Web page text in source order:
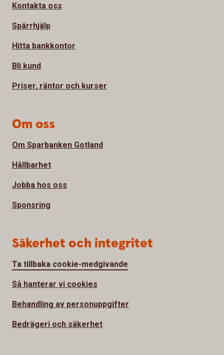
Kontakta oss
Spärrhjälp
Hitta bankkontor
Bli kund
Priser, räntor och kurser
Om oss
Om Sparbanken Gotland
Hållbarhet
Jobba hos oss
Sponsring
Säkerhet och integritet
Ta tillbaka cookie-medgivande
Så hanterar vi cookies
Behandling av personuppgifter
Bedrägeri och säkerhet